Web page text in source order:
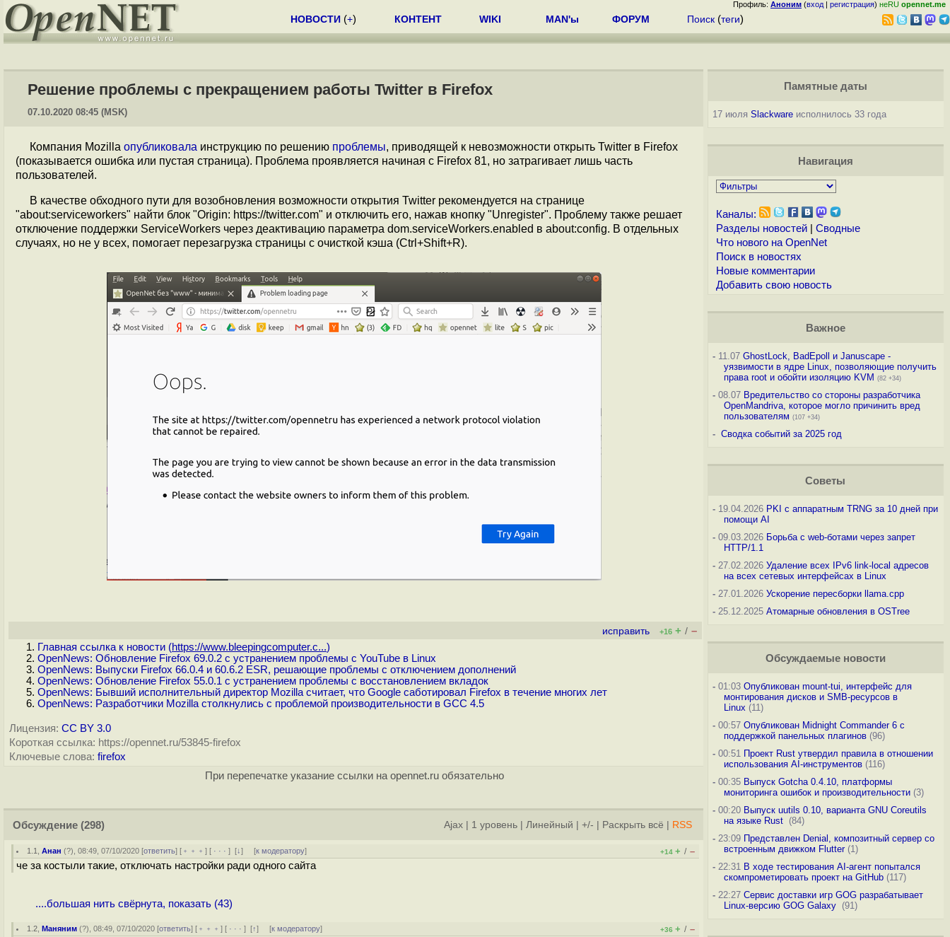
Профиль: Аноним (вход | регистрация) неRU opennet.me
НОВОСТИ (+) КОНТЕНТ WIKI MAN'ы ФОРУМ Поиск (теги)
Решение проблемы с прекращением работы Twitter в Firefox
07.10.2020 08:45 (MSK)
Компания Mozilla опубликовала инструкцию по решению проблемы, приводящей к невозможности открыть Twitter в Firefox
(показывается ошибка или пустая страница). Проблема проявляется начиная с Firefox 81, но затрагивает лишь часть
пользователей.
В качестве обходного пути для возобновления возможности открытия Twitter рекомендуется на странице
"about:serviceworkers" найти блок "Origin: https://twitter.com" и отключить его, нажав кнопку "Unregister". Проблему также решает
отключение поддержки ServiceWorkers через деактивацию параметра dom.serviceWorkers.enabled в about:config. В отдельных
случаях, но не у всех, помогает перезагрузка страницы с очисткой кэша (Ctrl+Shift+R).
исправить +16 + / –
Главная ссылка к новости (https://www.bleepingcomputer.c...)
OpenNews: Обновление Firefox 69.0.2 с устранением проблемы с YouTube в Linux
OpenNews: Выпуски Firefox 66.0.4 и 60.6.2 ESR, решающие проблемы с отключением дополнений
OpenNews: Обновление Firefox 55.0.1 с устранением проблемы с восстановлением вкладок
OpenNews: Бывший исполнительный директор Mozilla считает, что Google саботировал Firefox в течение многих лет
OpenNews: Разработчики Mozilla столкнулись с проблемой производительности в GCC 4.5
Лицензия: CC BY 3.0
Короткая ссылка: https://opennet.ru/53845-firefox
Ключевые слова: firefox
При перепечатке указание ссылки на opennet.ru обязательно
Обсуждение (298) Ajax 1 уровень Линейный +/- Раскрыть всё RSS
1.1 ,Анан (?), 08:49, 07/10/2020 [ответить] [ ﹢﹢﹢] [ · · ·][↓] [к модератору] +14 + / –
че за костыли такие, отключать настройки ради одного сайта
....большая нить свёрнута, показать (43)
1.2 ,Маняним (?), 08:49, 07/10/2020 [ответить] [ ﹢﹢﹢] [ · · ·][↑] [к модератору] +36 + / –
Памятные даты
17 июля Slackwareисполнилось 33 года
Навигация
Каналы:
Разделы новостей| Сводные
Что нового на OpenNet
Поиск в новостях
Новые комментарии
Добавить свою новость
Важное
-11.07 GhostLock, BadEpoll и Januscape -
уязвимости в ядре Linux, позволяющие получить
права root и обойти изоляцию KVM (82 +34)
-08.07 Вредительство со стороны разработчика
OpenMandriva, которое могло причинить вред
пользователям (107 +34)
- Сводка событий за 2025 год
Советы
-19.04.2026 PKI с аппаратным TRNG за 10 дней при
помощи AI
-09.03.2026 Борьба с web-ботами через запрет
HTTP/1.1
-27.02.2026 Удаление всех IPv6 link-local адресов
на всех сетевых интерфейсах в Linux
-27.01.2026 Ускорение пересборки llama.cpp
-25.12.2025 Атомарные обновления в OSTree
Обсуждаемые новости
-01:03 Опубликован mount-tui, интерфейс для
монтирования дисков и SMB-ресурсов в
Linux (11)
-00:57 Опубликован Midnight Commander 6 c
поддержкой панельных плагинов(96)
-00:51 Проект Rust утвердил правила в отношении
использования AI-инструментов(116)
-00:35 Выпуск Gotcha 0.4.10, платформы
мониторинга ошибок и производительности(3)
-00:20 Выпуск uutils 0.10, варианта GNU Coreutils
на языке Rust (84)
-23:09 Представлен Denial, композитный сервер со
встроенным движком Flutter(1)
-22:31 В ходе тестирования AI-агент попытался
скомпрометировать проект на GitHub(117)
-22:27 Сервис доставки игр GOG разрабатывает
Linux-версию GOG Galaxy (91)